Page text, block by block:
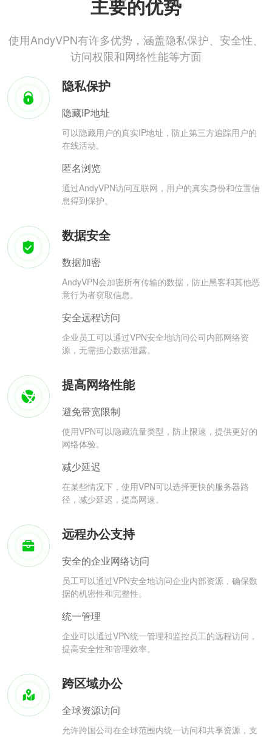
主要的优势
使用AndyVPN有许多优势，涵盖隐私保护、安全性、
访问权限和网络性能等方面
隐私保护
隐藏IP地址
可以隐藏用户的真实IP地址，防止第三方追踪用户的
在线活动。
匿名浏览
通过AndyVPN访问互联网，用户的真实身份和位置信
息得到保护。
数据安全
数据加密
AndyVPN会加密所有传输的数据，防止黑客和其他恶
意行为者窃取信息。
安全远程访问
企业员工可以通过VPN安全地访问公司内部网络资
源，无需担心数据泄露。
提高网络性能
避免带宽限制
使用VPN可以隐藏流量类型，防止限速，提供更好的
网络体验。
减少延迟
在某些情况下，使用VPN可以选择更快的服务器路
径，减少延迟，提高网速。
远程办公支持
安全的企业网络访问
员工可以通过VPN安全地访问企业内部资源，确保数
据的机密性和完整性。
统一管理
企业可以通过VPN统一管理和监控员工的远程访问，
提高安全性和管理效率。
跨区域办公
全球资源访问
允许跨国公司在全球范围内统一访问和共享资源，支